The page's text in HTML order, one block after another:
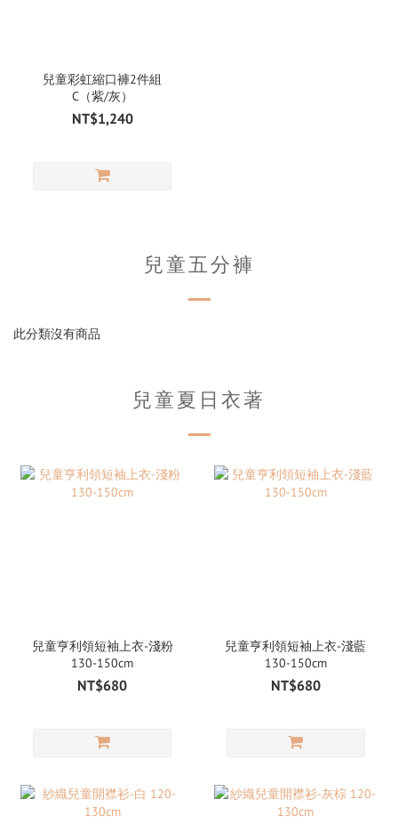
兒童彩虹縮口褲2件組
C（紫/灰）
NT$1,240
兒童五分褲
此分類沒有商品
兒童夏日衣著
兒童亨利領短袖上衣-淺粉
130-150cm
NT$680
兒童亨利領短袖上衣-淺藍
130-150cm
NT$680